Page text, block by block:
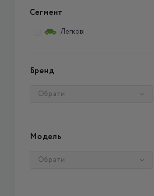
Сегмент
Легкові
Бренд
Обрати
Модель
Обрати